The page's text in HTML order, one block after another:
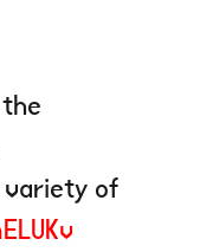
variety of